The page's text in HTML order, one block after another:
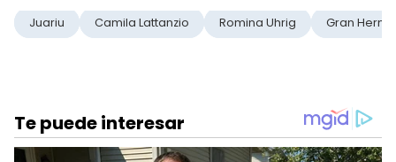
Juariu Camila Lattanzio Romina Uhrig Gran